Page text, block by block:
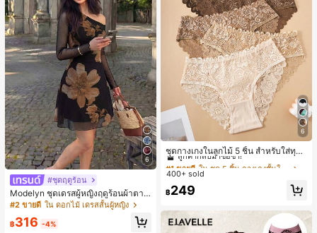
6
#ชุดฤดูร้อน
Modelyn ชุดเดรสผู้หญิงฤดูร้อนผ้าตาข่
ายพิมพ์ลาย คอไม่สมมาตร จับจีบ หรูหร
#2 ขายดี ใน ดอกไม้ เดรสสั้นผู้หญิง
฿316 -4%
6
ชุดกางเกงในลูกไม้ 5 ชิ้น สำหรับใส่ทุกวั
น
#1 ขายดี
ลูกค้ากลับมาซื้อซ้ำ!
#1 ขายดี
ลูกค้ากลับมาซื้อซ้ำ!
#1 ขายดี
ลูกค้ากลับมาซื้อซ้ำ!
#1 ขายดี
400+ sold
฿249